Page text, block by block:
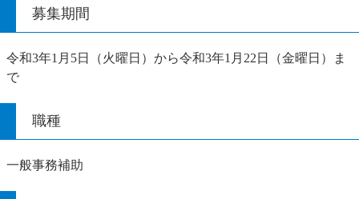
募集期間
令和3年1月5日（火曜日）から令和3年1月22日（金曜日）ま
で
職種
一般事務補助